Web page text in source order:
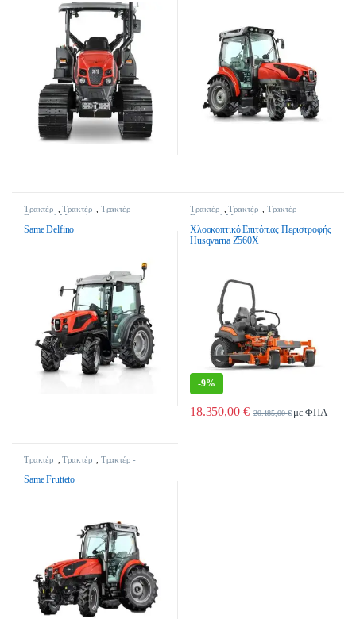
Τρακτέρ ,Τρακτέρ , Τρακτέρ -
Γεωργικά Μηχανήματα
Same Delfino
Τρακτέρ ,Τρακτέρ , Τρακτέρ -
Γεωργικά Μηχανήματα
Χλοοκοπτικό Επιτόπιας Περιστροφής
Husqvarna Z560X
-9%
18.350,00 € 20.185,00€με ΦΠΑ
Τρακτέρ ,Τρακτέρ
Τρακτέρ -
Same Frutteto